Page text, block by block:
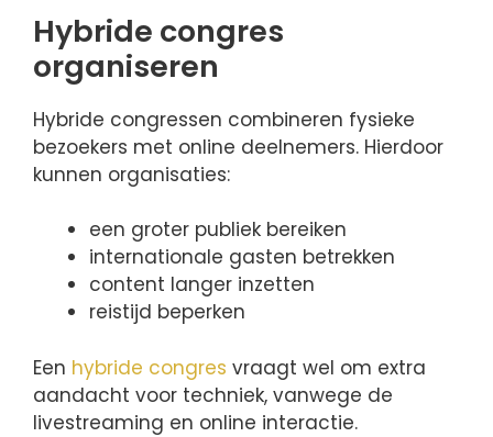
Hybride congres
organiseren
Hybride congressen combineren fysieke
bezoekers met online deelnemers. Hierdoor
kunnen organisaties:
een groter publiek bereiken
internationale gasten betrekken
content langer inzetten
reistijd beperken
Een hybride congres vraagt wel om extra
aandacht voor techniek, vanwege de
livestreaming en online interactie.